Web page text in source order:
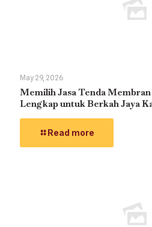
May 29, 2026
Memilih Jasa Tenda
Lengkap untuk Berkah Jaya
Read more